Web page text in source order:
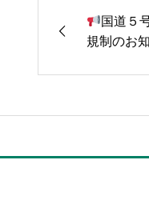
国道５
規制のお